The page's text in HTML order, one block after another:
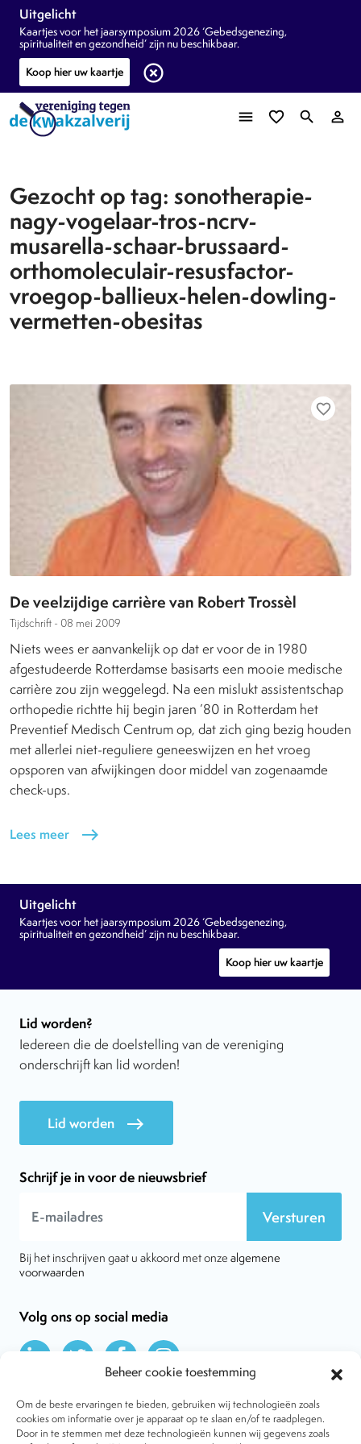
Beheer cookie toestemming
Om de beste ervaringen te bieden, gebruiken wij technologieën zoals
cookies om informatie over je apparaat op te slaan en/of te raadplegen.
Door in te stemmen met deze technologieën kunnen wij gegevens zoals
Uitgelicht
Kaartjes voor het jaarsymposium 2026 ‘Gebedsgenezing,
spiritualiteit en gezondheid’ zijn nu beschikbaar.
Koop hier uw kaartje
highlight_off
menu favorite_border search person_outline
Gezocht op tag: sonotherapie-
nagy-vogelaar-tros-ncrv-
musarella-schaar-brussaard-
orthomoleculair-resusfactor-
vroegop-ballieux-helen-dowling-
vermetten-obesitas
favorite_border
De veelzijdige carrière van Robert Trossèl
Tijdschrift - 08 mei 2009
Niets wees er aanvankelijk op dat er voor de in 1980
afgestudeerde Rotterdamse basisarts een mooie medische
carrière zou zijn weggelegd. Na een mislukt assistentschap
orthopedie richtte hij begin jaren ’80 in Rotterdam het
Preventief Medisch Centrum op, dat zich ging bezig houden
met allerlei niet-reguliere geneeswijzen en het vroeg
opsporen van afwijkingen door middel van zogenaamde
check-ups.
Lees meer east
Uitgelicht
Kaartjes voor het jaarsymposium 2026 ‘Gebedsgenezing,
spiritualiteit en gezondheid’ zijn nu beschikbaar.
Koop hier uw kaartje
Lid worden?
Iedereen die de doelstelling van de vereniging
onderschrijft kan lid worden!
Lid worden east
Schrijf je in voor de nieuwsbrief
Versturen
Bij het inschrijven gaat u akkoord met onze algemene
voorwaarden
Volg ons op social media
Over VtdK